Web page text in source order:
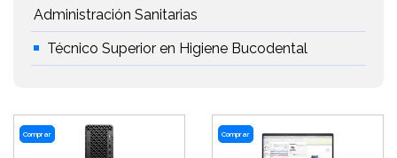
Administración Sanitarias
Técnico Superior en Higiene Bucodental
Comprar Comprar